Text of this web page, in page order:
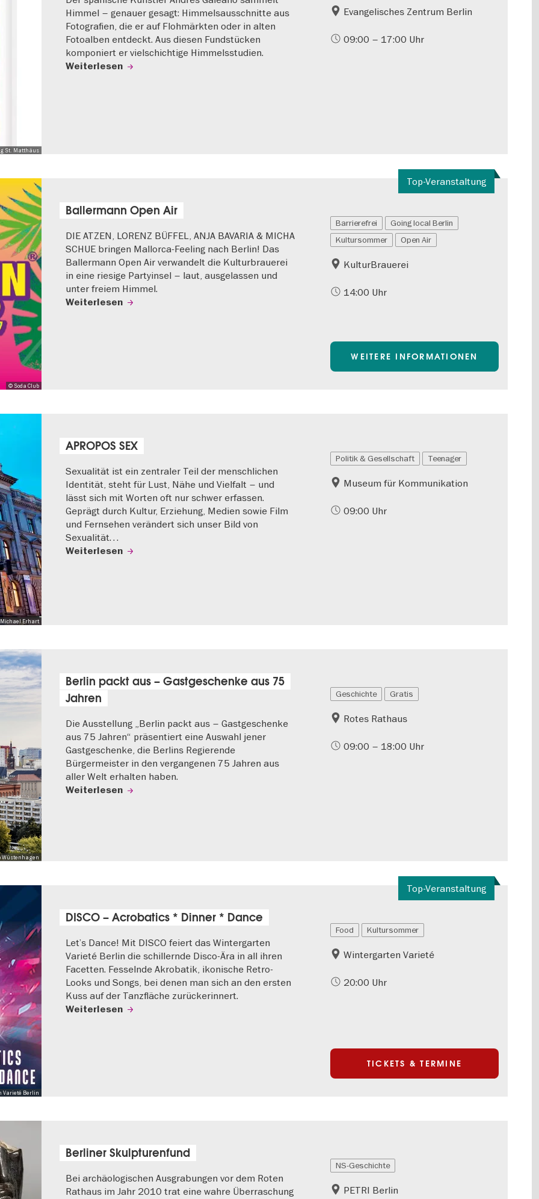
St. Matthäus
Himmel – genauer gesagt: Himmelsausschnitte aus
Fotografien, die er auf Flohmärkten oder in alten
Fotoalben entdeckt. Aus diesen Fundstücken
komponiert er vielschichtige Himmelsstudien.
Weiterlesen
Evangelisches Zentrum Berlin
09:00 – 17:00 Uhr
Top-Veranstaltung
© Soda Club
Ballermann Open Air
DIE ATZEN, LORENZ BÜFFEL, ANJA BAVARIA & MICHA
SCHUE bringen Mallorca-Feeling nach Berlin! Das
Ballermann Open Air verwandelt die Kulturbrauerei
in eine riesige Partyinsel – laut, ausgelassen und
unter freiem Himmel.
Weiterlesen
Barrierefrei
Going local Berlin
Kultursommer
Open Air
KulturBrauerei
14:00 Uhr
WEITERE INFORMATIONEN
Erhart
APROPOS SEX
Sexualität ist ein zentraler Teil der menschlichen
Identität, steht für Lust, Nähe und Vielfalt – und
lässt sich mit Worten oft nur schwer erfassen.
Geprägt durch Kultur, Erziehung, Medien sowie Film
und Fernsehen verändert sich unser Bild von
Sexualität…
Weiterlesen
Politik & Gesellschaft Teenager
Museum für Kommunikation
09:00 Uhr
Wüstenhagen
Berlin packt aus – Gastgeschenke aus 75
Jahren
Die Ausstellung „Berlin packt aus – Gastgeschenke
aus 75 Jahren“ präsentiert eine Auswahl jener
Gastgeschenke, die Berlins Regierende
Bürgermeister in den vergangenen 75 Jahren aus
aller Welt erhalten haben.
Weiterlesen
Geschichte Gratis
Rotes Rathaus
09:00 – 18:00 Uhr
Top-Veranstaltung
Varieté Berlin
DISCO – Acrobatics * Dinner * Dance
Let’s Dance! Mit DISCO feiert das Wintergarten
Varieté Berlin die schillernde Disco-Ära in all ihren
Facetten. Fesselnde Akrobatik, ikonische Retro-
Looks und Songs, bei denen man sich an den ersten
Kuss auf der Tanzfläche zurückerinnert.
Weiterlesen
Food Kultursommer
Wintergarten Varieté
20:00 Uhr
TICKETS & TERMINE
Berliner Skulpturenfund
Bei archäologischen Ausgrabungen vor dem Roten
Rathaus im Jahr 2010 trat eine wahre Überraschung
NS-Geschichte
PETRI Berlin